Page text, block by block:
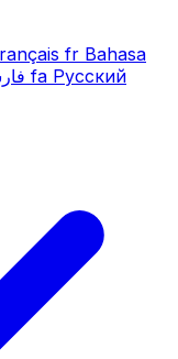
fr Bahasa
fa Русский